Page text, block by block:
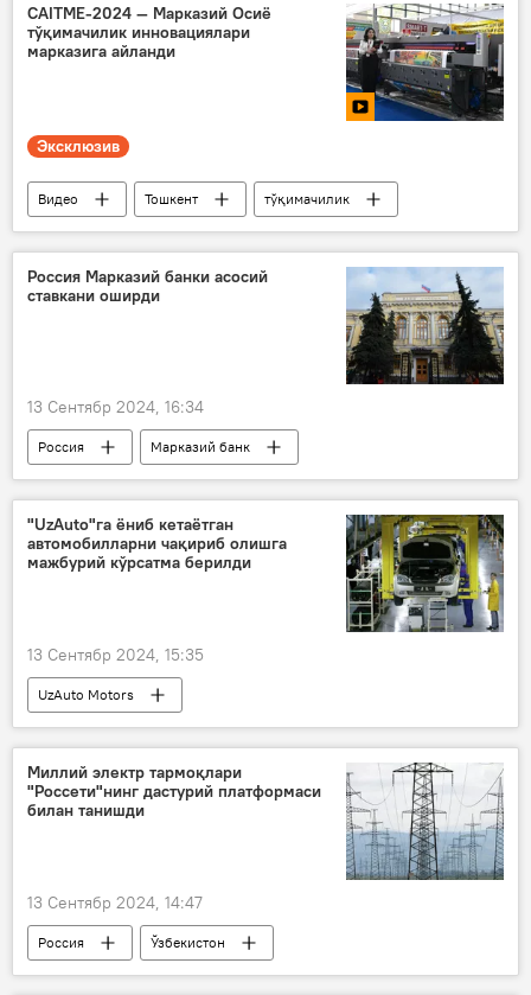
CAITME-2024 — Марказий Осиё
тўқимачилик инновациялари
марказига айланди
Эксклюзив
Видео Тошкент
тўқимачилик
кўргазма
Ўзбекистон
Марказий Осиё
Россия Марказий банки асосий
ставкани оширди
13 Сентябр 2024, 16:34
Россия
Марказий банк
асосий ставка
кредит
"UzAuto"га ёниб кетаётган
автомобилларни чақириб олишга
мажбурий кўрсатма берилди
13 Сентябр 2024, 15:35
UzAuto Motors
Рақобатни ривожлантириш ва истеъмолчилар ҳуқуқларини ҳимоя қилиш қўмитаси
Қорақалпоғистон
Миллий электр тармоқлари
"Россети"нинг дастурий платформаси
билан танишди
13 Сентябр 2024, 14:47
Россия
Ўзбекистон
Ўзбекистон - Россия
ҳамкорлик